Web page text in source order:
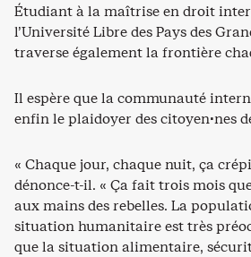
Étudiant à la maîtrise en droit
l’Université Libre des Pays des
traverse également la frontière
Il espère que la communauté
enfin le plaidoyer des citoyen·nes
« Chaque jour, chaque nuit, ça
dénonce-t-il. « Ça fait trois mois
aux mains des rebelles. La
situation humanitaire est très
que la situation alimentaire,